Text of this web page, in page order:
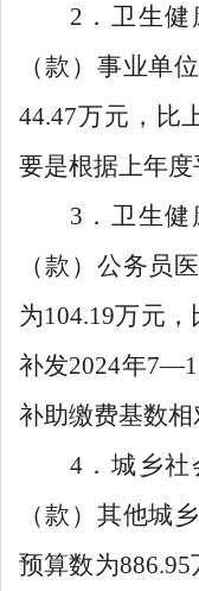
2 ．卫生
（款）事业单
44.47万元，比
要是根据上年度
3 ．卫生
（款）公务员
为104.19万元，
补发2024年7—
补助缴费基数相
4．城乡社
（款）其他城
预算数为886.95